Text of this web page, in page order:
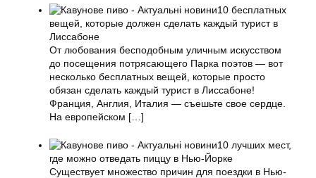
10 бесплатных
вещей, которые должен сделать каждый турист в
Лиссабоне
От любования бесподобным уличным искусством
до посещения потрясающего Парка поэтов — вот
несколько бесплатных вещей, которые просто
обязан сделать каждый турист в Лиссабоне!
Франция, Англия, Италия — съешьте свое сердце.
На европейском […]
10 лучших мест,
где можно отведать пиццу в Нью-Йорке
Существует множество причин для поездки в Нью-